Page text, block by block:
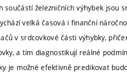
součástí železničních výhybek jsou
velká časová i finanční
v srdcovkové části výhybky,
a tím diagnostikují reálné
je možné efektivně predikovat